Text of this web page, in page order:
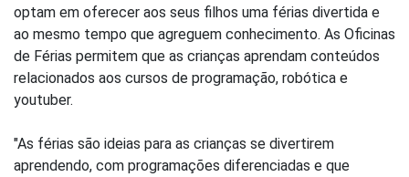
optam em oferecer aos seus filhos uma férias divertida e
ao mesmo tempo que agreguem conhecimento. As Oficinas
de Férias permitem que as crianças aprendam conteúdos
relacionados aos cursos de programação, robótica e
youtuber.
"As férias são ideias para as crianças se divertirem
aprendendo, com programações diferenciadas e que